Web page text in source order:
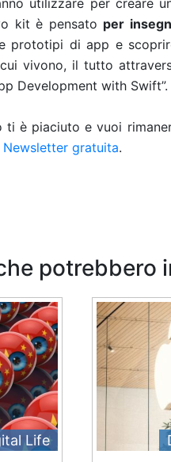
utilizzare per creare
kit è pensato per
prototipi di app e
vivono, il tutto
Development with Swift”.
ti è piaciuto e vuoi
Newsletter gratuita.
potrebbero
Life